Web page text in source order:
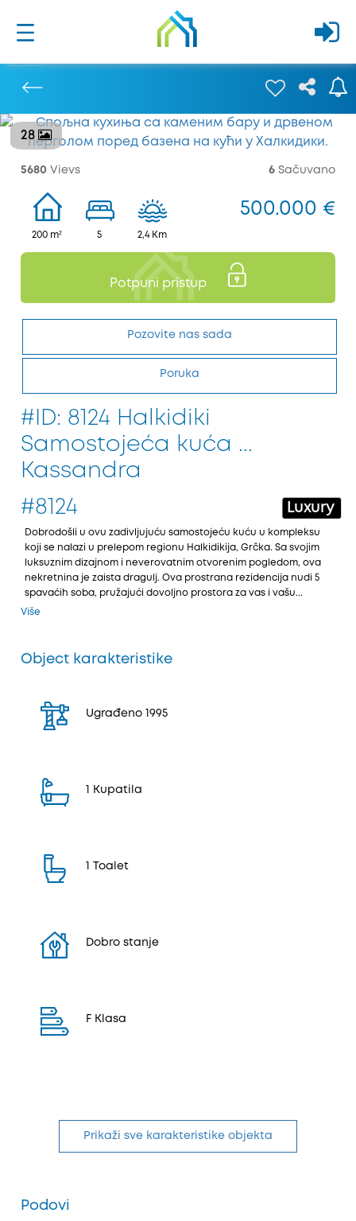
28
5680 Vievs 6 Sačuvano
200 m² 5 2,4 Km
500.000 €
Potpuni pristup
Pozovite nas sada
Poruka
#ID: 8124 Halkidiki
Samostojeća kuća ...
Kassandra
#8124
Luxury
Dobrodošli u ovu zadivljuјuću samostoјeću kuću u kompleksu
koјi se nalazi u prelepom regionu Halkidikiјa, Grčka. Sa svoјim
luksuznim dizaјnom i neverovatnim otvorenim pogledom, ova
nekretnina јe zaista dragulj. Ova prostrana rezidenciјa nudi 5
spavaćih soba, pružaјući dovoljno prostora za vas i vašu...
Više
Object karakteristike
Ugrađeno 1995
1 Kupatila
1 Toalet
Dobro stanje
F Klasa
Prikaži sve karakteristike objekta
Podovi